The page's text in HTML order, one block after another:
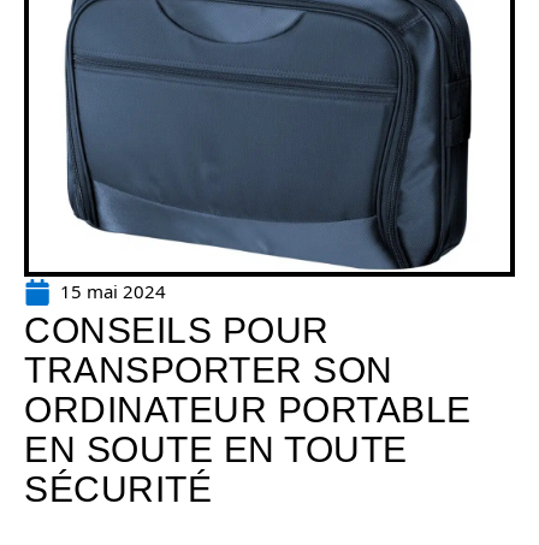
15 mai 2024
CONSEILS POUR
TRANSPORTER SON
ORDINATEUR PORTABLE
EN SOUTE EN TOUTE
SÉCURITÉ